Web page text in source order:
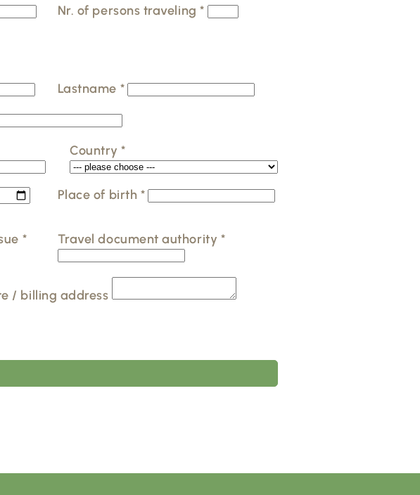
Nr. of persons traveling*
Lastname *
Country*
Place of birth *
* Travel document authority *
/ billing address